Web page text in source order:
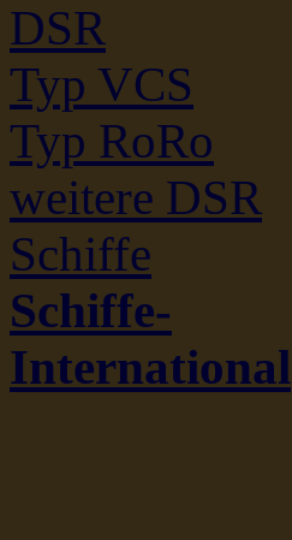
DSR
Typ VCS
Typ RoRo
weitere DSR
Schiffe
Schiffe-
International